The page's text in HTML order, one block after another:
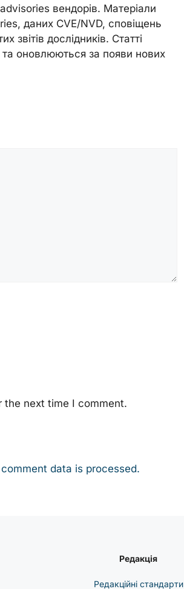
вендорів. Матеріали
даних CVE/NVD, сповіщень
звітів дослідників. Статті
та оновлюються за появи нових
the next time I comment.
data is processed.
Редакція
Редакційні стандарти